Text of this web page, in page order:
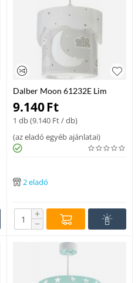
Dalber Moon 61232E Lim
Gyerek Fuggesztek Muanyag
E27 lámpa
9.140Ft
1 db (9.140 Ft/ db)
(az eladó egyéb ajánlatai)
2 eladó
+
−